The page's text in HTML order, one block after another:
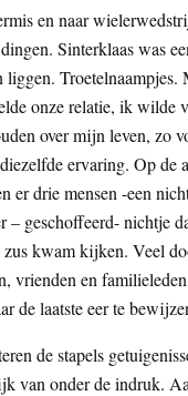
en naar
Sinterklaas was
liggen. Troetelnaampjes.
onze relatie, ik wilde
over mijn leven, zo
ervaring. Op de
er drie mensen -een
– geschoffeerd- nichtje
kwam kijken. Veel
vrienden en
de laatste eer te
de stapels
van onder de indruk.